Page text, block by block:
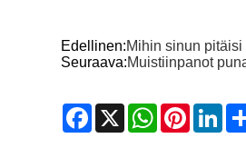
Edellinen:Mihin sinun
Seuraava:Muistiinpanot
Facebook
X WhatsApp
Pinterest